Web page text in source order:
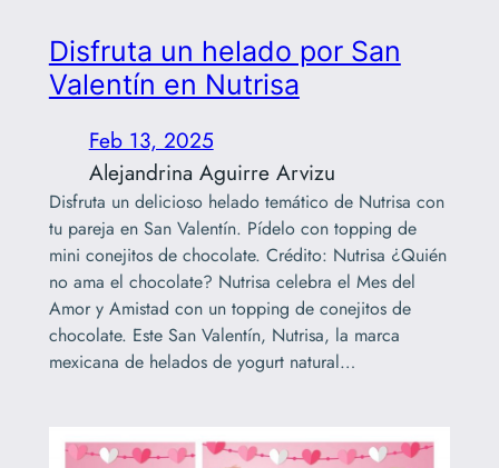
Disfruta un helado por San
Valentín en Nutrisa
Feb 13, 2025
Alejandrina Aguirre Arvizu
Disfruta un delicioso helado temático de Nutrisa con
tu pareja en San Valentín. Pídelo con topping de
mini conejitos de chocolate. Crédito: Nutrisa ¿Quién
no ama el chocolate? Nutrisa celebra el Mes del
Amor y Amistad con un topping de conejitos de
chocolate. Este San Valentín, Nutrisa, la marca
mexicana de helados de yogurt natural…